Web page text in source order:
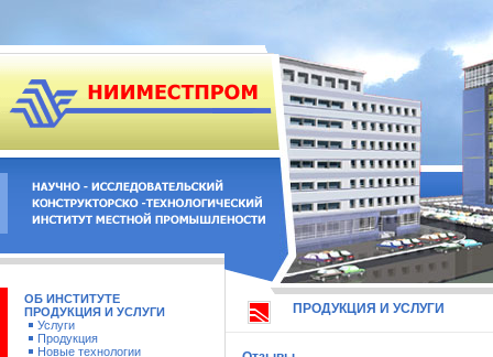
ОБ ИНСТИТУТЕ
ПРОДУКЦИЯ И УСЛУГИ
Услуги
Продукция
Новые технологии
ПРОДУКЦИЯ И УСЛУГИ